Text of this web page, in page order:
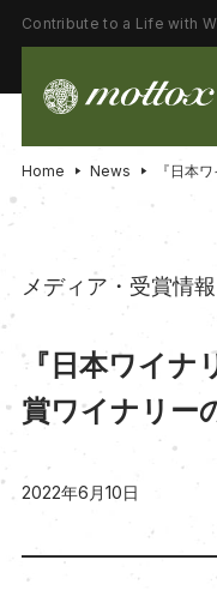
Contribute to a Life with
Home News 『日本
メディア・受賞情報
『日本ワイナ
賞ワイナリー
2022年6月10日